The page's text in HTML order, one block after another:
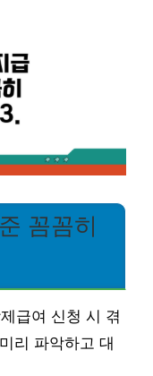
꼼꼼히
급여 신청 시 겪
리 파악하고 대